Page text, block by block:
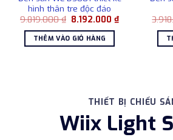
hình thân tre độc đáo
9.819.000₫ Giá
là:
9.819.000 ₫.
8.192.000₫Giá
hiện
8.192.000 ₫.
THÊM VÀO GIỎ HÀNG
THIẾT BỊ CHIẾU
Wiix Light